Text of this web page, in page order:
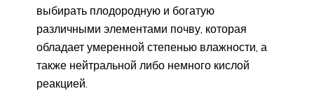
выбирать плодородную и богатую
различными элементами почву, которая
обладает умеренной степенью влажности, а
также нейтральной либо немного кислой
реакцией.